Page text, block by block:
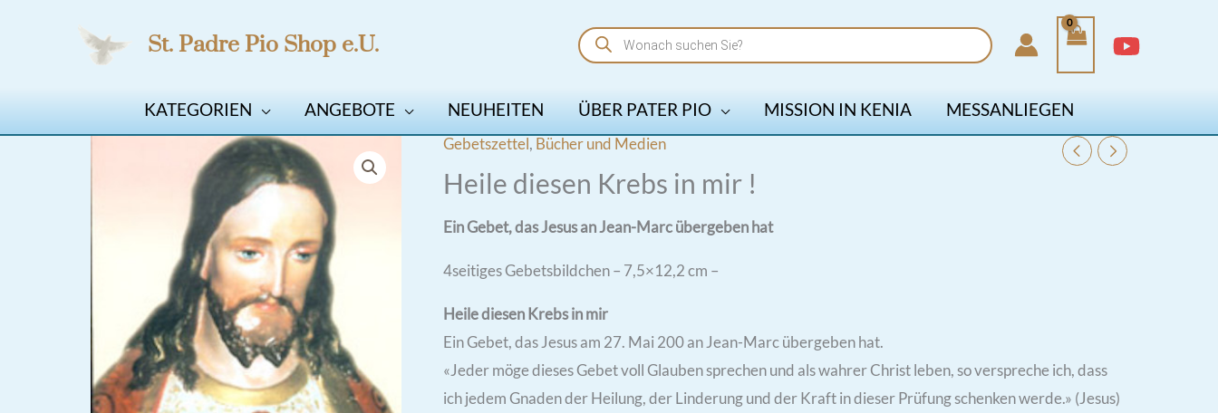
St. Padre Pio Shop e.U.
Products
search
KATEGORIEN ANGEBOTE NEUHEITEN ÜBER PATER PIO MISSION IN KENIA MESSANLIEGEN
Gebetszettel, Bücher und Medien
Heile diesen Krebs in mir !
Ein Gebet, das Jesus an Jean-Marc übergeben hat
4seitiges Gebetsbildchen – 7,5×12,2 cm –
Heile diesen Krebs in mir
Ein Gebet, das Jesus am 27. Mai 200 an Jean-Marc übergeben hat.
«Jeder möge dieses Gebet voll Glauben sprechen und als wahrer Christ leben, so verspreche ich, dass
ich jedem Gnaden der Heilung, der Linderung und der Kraft in dieser Prüfung schenken werde.» (Jesus)